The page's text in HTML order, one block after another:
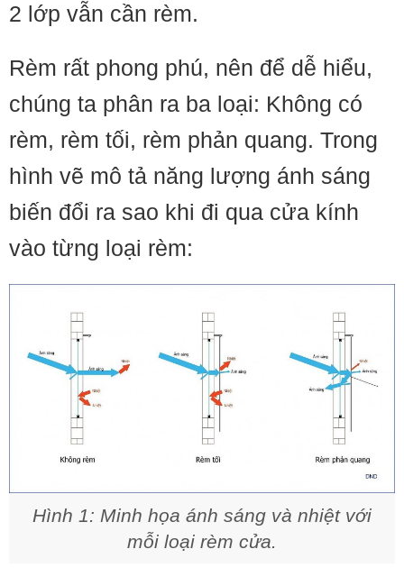
2 lớp vẫn cần rèm.
Rèm rất phong phú, nên để dễ hiểu,
chúng ta phân ra ba loại: Không có
rèm, rèm tối, rèm phản quang. Trong
hình vẽ mô tả năng lượng ánh sáng
biến đổi ra sao khi đi qua cửa kính
vào từng loại rèm:
Hình 1: Minh họa ánh sáng và nhiệt với
mỗi loại rèm cửa.